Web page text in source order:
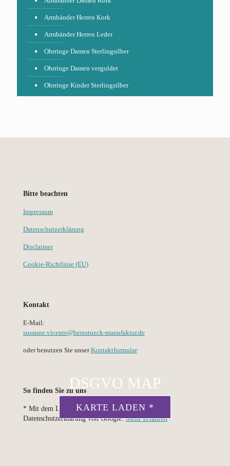
Armbänder Herren Kork
Armbänder Herren Leder
Ohrringe Damen Sterlingsilber
Ohrringe Damen vergoldet
Ohrringe Kinder Sterlingsilber
Bitte beachten
Impressum
Datenschutzerklärung
Disclaimer
Cookie-Richtlinie (EU)
Kontakt
E-Mail:
susanne.vicente@herzstueck-manufaktur.de
oder benutzen Sie unserKontaktformular
So finden Sie zu unsDSGVO MAP
KARTE LADEN *
* Mit dem Laden der Karte akzeptierst du die
Datenschutzerklärung von Google.Mehr erfahren